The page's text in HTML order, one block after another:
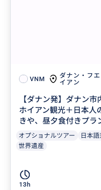
VNM
ダナン・フ
イアン
【ダナン発】ダナン
ホイアン観光＋日本人
きや、昼夕食付きプラ
オプショナルツアー 日本
世界遺産
13h